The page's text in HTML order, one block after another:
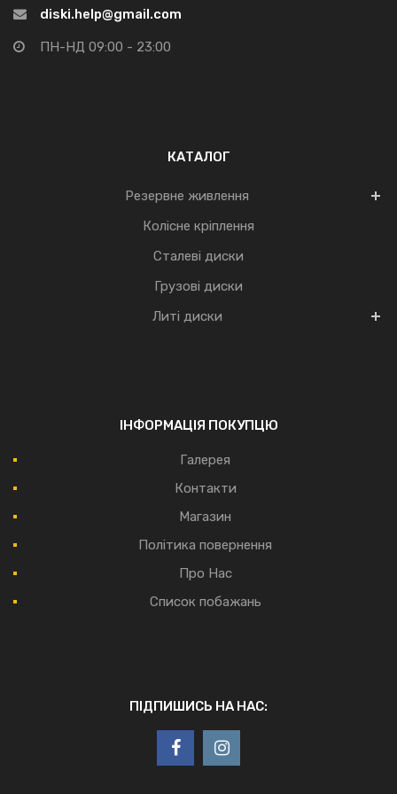
diski.help@gmail.com
ПН-НД 09:00 - 23:00
КАТАЛОГ
Резервне живлення
Колісне кріплення
Сталеві диски
Грузові диски
Литі диски
ІНФОРМАЦІЯ ПОКУПЦЮ
Галерея
Контакти
Магазин
Політика повернення
Про Нас
Список побажань
ПІДПИШИСЬ НА НАС: